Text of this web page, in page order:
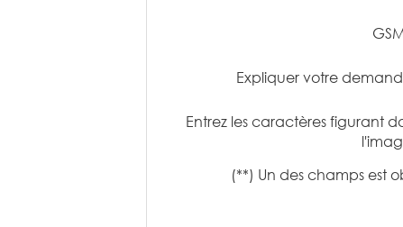
Expliquer votre
Entrez les caractères figurant
(**) Un des champs est